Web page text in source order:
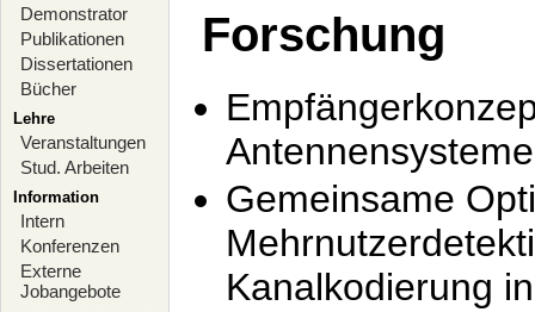
Demonstrator
Publikationen
Dissertationen
Bücher
Lehre
Veranstaltungen
Stud. Arbeiten
Information
Intern
Konferenzen
Externe
Jobangebote
Forschung
Antennensysteme
Gemeinsame
Kanalkodierung